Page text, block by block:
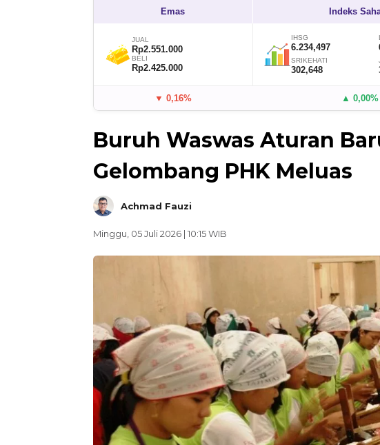
Emas Indeks
JUAL
Rp2.551.000
BELI
Rp2.425.000
IHSG
6.234,497
SRIKEHATI
302,648
▼ 0,16% ▲ 0,00%
Buruh Waswas Aturan
Gelombang PHK Meluas
Achmad Fauzi
Minggu, 05 Juli 2026 | 10:15 WIB